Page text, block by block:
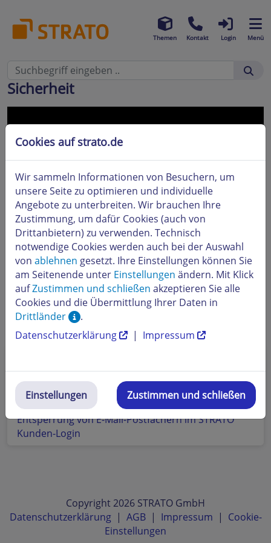
Themen Kontakt Login Menü
Sicherheit
werden Daten an YouTube übertragen.
Dazu benötigen wir Ihre Zustimmung.
Weitere Informationen finden Sie in
unserer Datenschutzerklärung
Zustimmen
Beliebte Themen
Wie schützt mich STRATO vor gefährlichen E-Mail
Virenwellen oder vor E-Mails mit Virenanhang?
Entsperrung von E-Mail-Postfächern im STRATO
Kunden-Login
Copyright 2026 STRATO GmbH
Datenschutzerklärung | AGB | Impressum | Cookie-
Einstellungen
Cookies auf strato.de
Wir sammeln Informationen von Besuchern, um
unsere Seite zu optimieren und individuelle
Angebote zu unterbreiten. Wir brauchen Ihre
Zustimmung, um dafür Cookies (auch von
Drittanbietern) zu verwenden. Technisch
notwendige Cookies werden auch bei der Auswahl
von ablehnen gesetzt. Ihre Einstellungen können Sie
am Seitenende unter Einstellungen ändern. Mit Klick
aufZustimmen und schließen akzeptieren Sie alle
Cookies und die Übermittlung Ihrer Daten in
Drittländer
.
Datenschutzerklärung
| Impressum
Einstellungen Zustimmen und schließen